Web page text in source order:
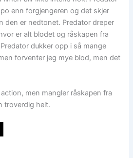
enn forgjengeren og det skjer
den er nedtonet. Predator dreper
er alt blodet og råskapen fra
dukker opp i så mange
forventer jeg mye blod, men det
men mangler råskapen fra
troverdig helt.